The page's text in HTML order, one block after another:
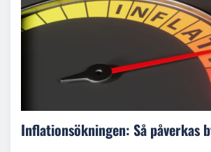
Inflationsökningen: Så påverkas